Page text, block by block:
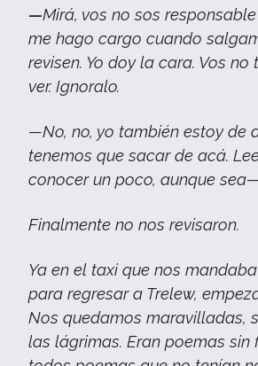
—Mirá, vos no sos
me hago cargo cuando
revisen. Yo doy la cara. Vos no
ver. Ignoralo.
—No, no, yo también estoy de
tenemos que sacar de acá.
conocer un poco, aunque
Finalmente no nos revisaron.
Ya en el taxi que nos
para regresar a Trelew,
Nos quedamos maravilladas,
las lágrimas. Eran poemas sin